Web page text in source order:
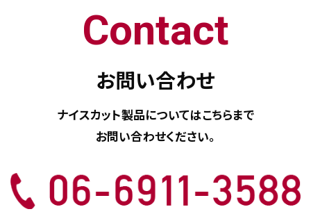
Contact
お問い合わせ
ナイスカット製品についてはこちらまで
お問い合わせください。